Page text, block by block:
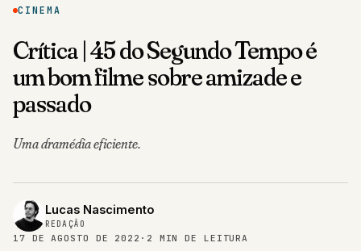
CINEMA
Crítica | 45 do Segundo Tempo é
um bom filme sobre amizade e
passado
Uma dramédia eficiente.
Lucas Nascimento
REDAÇÃO
17 DE AGOSTO DE 2022 · 2 MIN DE LEITURA